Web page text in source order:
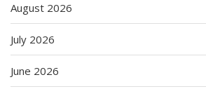
August 2026
July 2026
June 2026